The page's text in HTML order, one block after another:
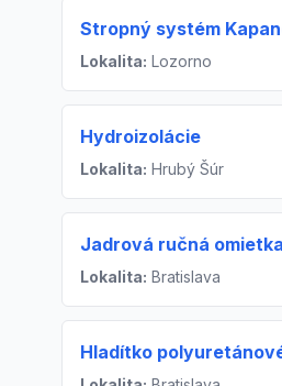
Stropný systém
Lokalita: Lozorno
Hydroizolácie
Lokalita: Hrubý Šúr
Jadrová ručná
Lokalita: Bratislava
Hladítko